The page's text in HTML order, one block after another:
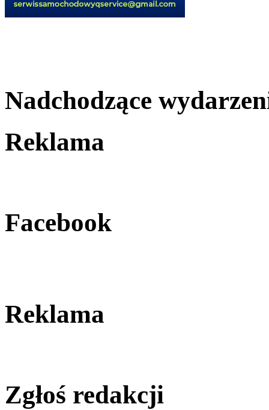
Nadchodzące
Reklama
Facebook
Reklama
Zgłoś redakcji